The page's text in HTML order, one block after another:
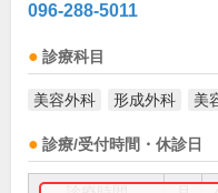
096-288-5011
診療科目
美容外科 形成外科 美
診療/受付時間・休診日